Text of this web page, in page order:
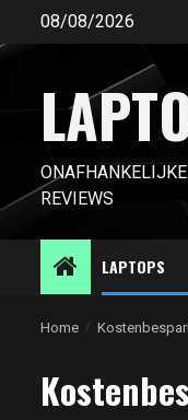
inhoud
08/08/2026
REVIEWS
LAPTOPS
Home